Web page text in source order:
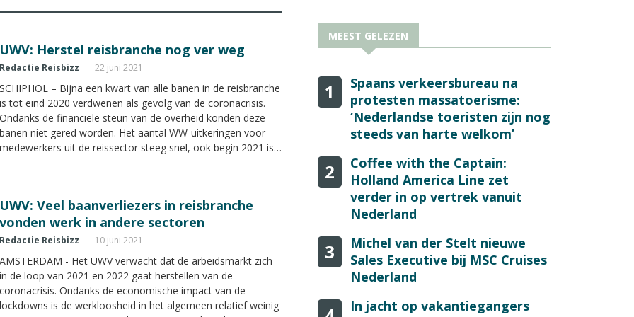
UWV: Herstel reisbranche nog ver weg
Redactie Reisbizz 22 juni 2021
SCHIPHOL – Bijna een kwart van alle banen in de reisbranche
is tot eind 2020 verdwenen als gevolg van de coronacrisis.
Ondanks de financiële steun van de overheid konden deze
banen niet gered worden. Het aantal WW-uitkeringen voor
medewerkers uit de reissector steeg snel, ook begin 2021 is
UWV: Veel baanverliezers in reisbranche
vonden werk in andere sectoren
Redactie Reisbizz 10 juni 2021
AMSTERDAM - Het UWV verwacht dat de arbeidsmarkt zich
in de loop van 2021 en 2022 gaat herstellen van de
coronacrisis. Ondanks de economische impact van de
lockdowns is de werkloosheid in het algemeen relatief weinig
MEEST GELEZEN
1
Spaans verkeersbureau na
protesten massatoerisme:
‘Nederlandse toeristen zijn nog
steeds van harte welkom’
2
Coffee with the Captain:
Holland America Line zet
verder in op vertrek vanuit
Nederland
3
Michel van der Stelt nieuwe
Sales Executive bij MSC Cruises
Nederland
In jacht op vakantiegangers